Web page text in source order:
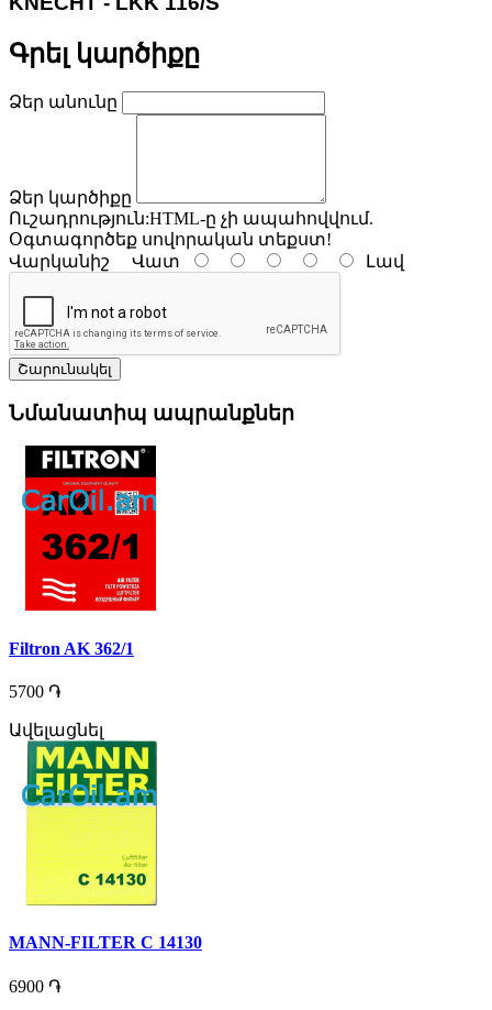
Գրել կարծիքը
Ձեր անունը
Ձեր կարծիքը
Ուշադրություն:HTML-ը չի ապահովվում.
Օգտագործեք սովորական տեքստ!
Վարկանիշ Վատ Լավ
Շարունակել
Նմանատիպ ապրանքներ
Filtron AK 362/1
5700 ֏
Ավելացնել
MANN-FILTER C 14130
6900 ֏